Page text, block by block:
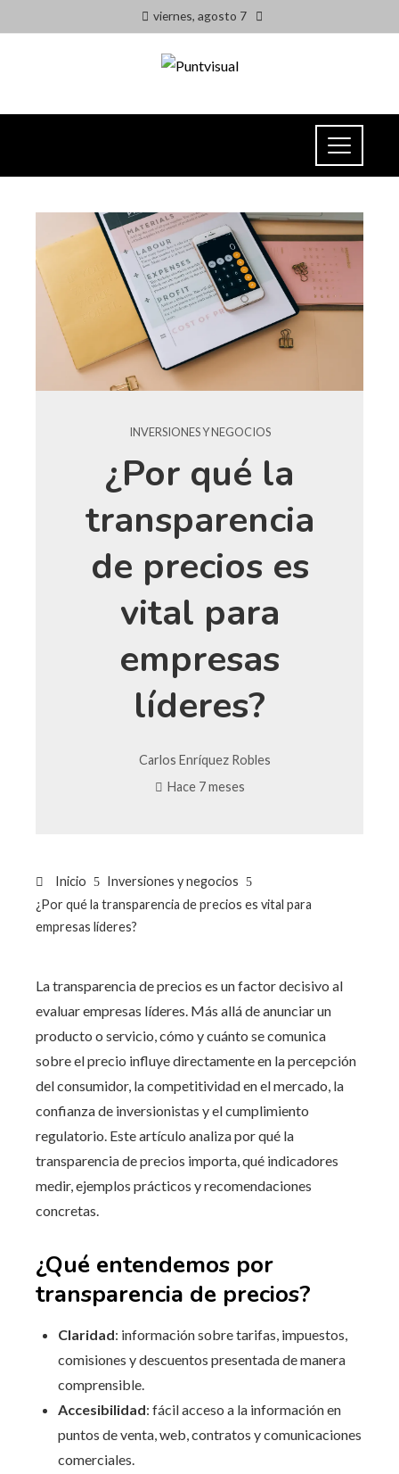
viernes, agosto 7
INVERSIONES Y NEGOCIOS
¿Por qué la
transparencia
de precios es
vital para
empresas
líderes?
Carlos Enríquez Robles
Hace 7 meses
Inicio
Inversiones y negocios
¿Por qué la transparencia de precios es vital para
empresas líderes?
La transparencia de precios es un factor decisivo al
evaluar empresas líderes. Más allá de anunciar un
producto o servicio, cómo y cuánto se comunica
sobre el precio influye directamente en la percepción
del consumidor, la competitividad en el mercado, la
confianza de inversionistas y el cumplimiento
regulatorio. Este artículo analiza por qué la
transparencia de precios importa, qué indicadores
medir, ejemplos prácticos y recomendaciones
concretas.
¿Qué entendemos por
transparencia de precios?
Claridad: información sobre tarifas, impuestos,
comisiones y descuentos presentada de manera
comprensible.
Accesibilidad: fácil acceso a la información en
puntos de venta, web, contratos y comunicaciones
comerciales.